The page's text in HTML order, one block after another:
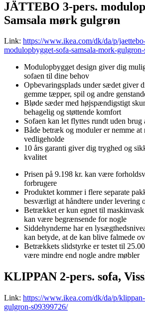
JÄTTEBO 3-pers.
Samsala mørk gulgrøn
Link: https://www.ikea.com/dk/da/p/
modulopbygget-sofa-samsala-mork-
Modulopbygget design giver dig
sofaen til dine behov
Opbevaringsplads under sædet giver
gemme tæpper, spil og andre
Bløde sæder med højspændigstigt
behagelig og støttende komfort
Sofaen kan let flyttes rundt uden
Både betræk og moduler er nemme at
vedligeholde
10 års garanti giver dig tryghed og
kvalitet
Prisen på 9.198 kr. kan være
forbrugere
Produktet kommer i flere separate
besværligt at håndtere under levering
Betrækket er kun egnet til
kan være begrænsende for nogle
Siddehynderne har en
kan betyde, at de kan blive falmede
Betrækkets slidstyrke er testet til
være mindre end nogle andre møbler
KLIPPAN 2-pers. sofa,
Link: https://www.ikea.com/dk/da/p/
gulgron-s09399726/